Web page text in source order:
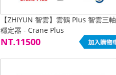
【ZHIYUN 智雲】雲鶴 Plus 智雲三軸
穩定器 - Crane Plus
NT.11500